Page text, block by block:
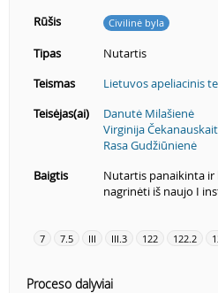
Rūšis
Civilinė byla
Tipas
Nutartis
Teismas
Lietuvos apeliacinis
Teisėjas(ai)
Danutė Milašienė
Virginija
Rasa Gudžiūnienė
Baigtis
Nutartis panaikinta
nagrinėti iš naujo I
7 7.5 III III.3 122 122.2
Proceso dalyviai